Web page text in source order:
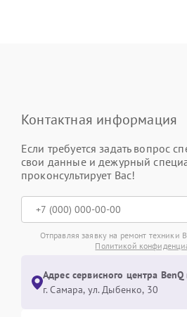
Контактная информация
Если требуется задать вопрос
свои данные и дежурный
проконсультирует Вас!
Отправляя заявку на ремонт техники
Политикой
Адрес сервисного центра
г. Самара, ул. Дыбенко, 30